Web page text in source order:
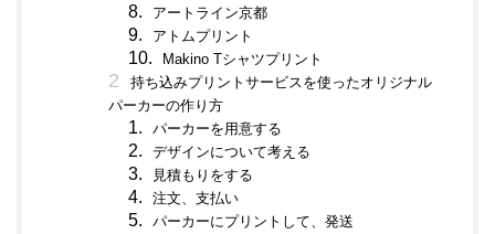
アートライン京都
アトムプリント
Makino Tシャツプリント
持ち込みプリントサービスを使ったオリジナル
パーカーの作り方
パーカーを用意する
デザインについて考える
見積もりをする
注文、支払い
パーカーにプリントして、発送